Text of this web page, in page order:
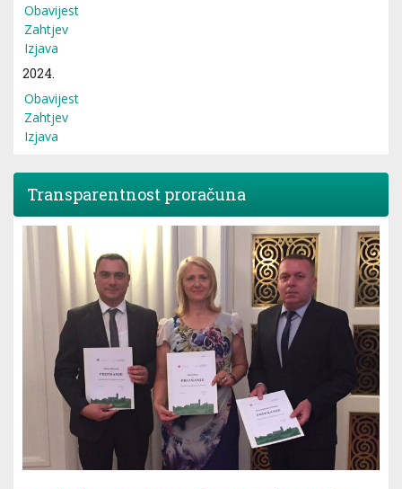
Obavijest
Zahtjev
Izjava
2024.
Obavijest
Zahtjev
Izjava
Transparentnost proračuna